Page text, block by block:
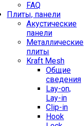
FAQ
Плиты, панели
Акустические
панели
Металлические
плиты
Kraft Mesh
Общие
сведения
Lay-on,
Lay-in
Clip-in
Hook